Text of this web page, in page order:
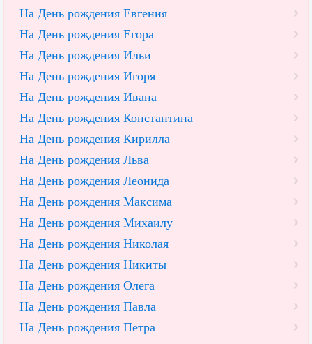
На День рождения Евгения
На День рождения Егора
На День рождения Ильи
На День рождения Игоря
На День рождения Ивана
На День рождения Константина
На День рождения Кирилла
На День рождения Льва
На День рождения Леонида
На День рождения Максима
На День рождения Михаилу
На День рождения Николая
На День рождения Никиты
На День рождения Олега
На День рождения Павла
На День рождения Петра